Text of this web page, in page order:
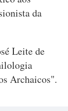
da
Leite de
Archaicos".